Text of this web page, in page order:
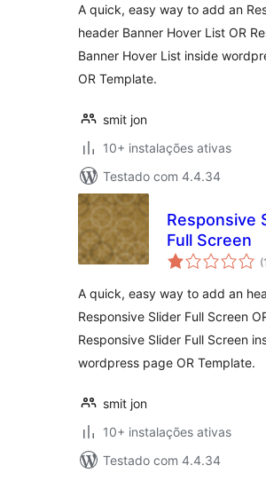
A quick, easy way to add an
header Banner Hover List OR
Banner Hover List inside
OR Template.
smit jon
10+ instalações ativas
Testado com 4.4.34
Responsive
Full Screen
(1
A quick, easy way to add an
Responsive Slider Full Screen
Responsive Slider Full Screen
wordpress page OR Template.
smit jon
10+ instalações ativas
Testado com 4.4.34